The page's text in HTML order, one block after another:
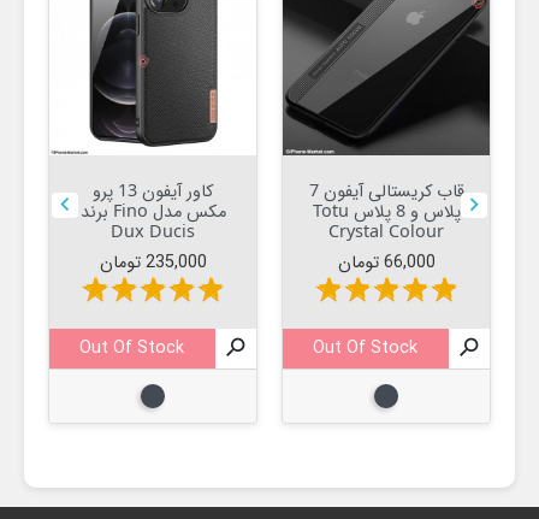

قاب کریستالی آیفون 7
پلاس و 8 پلاس Totu
Crystal Colour
قیمت
66,000 تومان
star
star
star
star
star

Out Of Stock
مشکی
کاور آیفون 13 پرو
مکس مدل Fino برند
Dux Ducis
قیمت
235,000 تومان
star
star
star
star
star

Out Of Stock
مشکی
